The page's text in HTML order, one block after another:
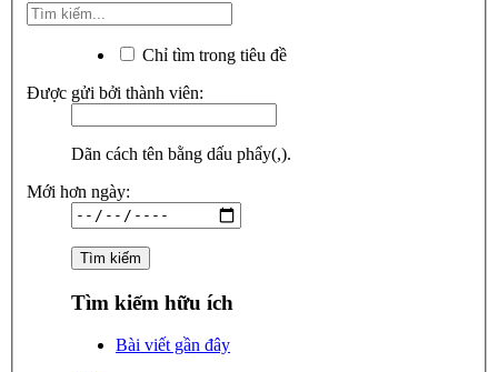
Chỉ tìm trong tiêu đề
Được gửi bởi thành viên:
Dãn cách tên bằng dấu phẩy(,).
Mới hơn ngày:
Tìm kiếm hữu ích
Bài viết gần đây